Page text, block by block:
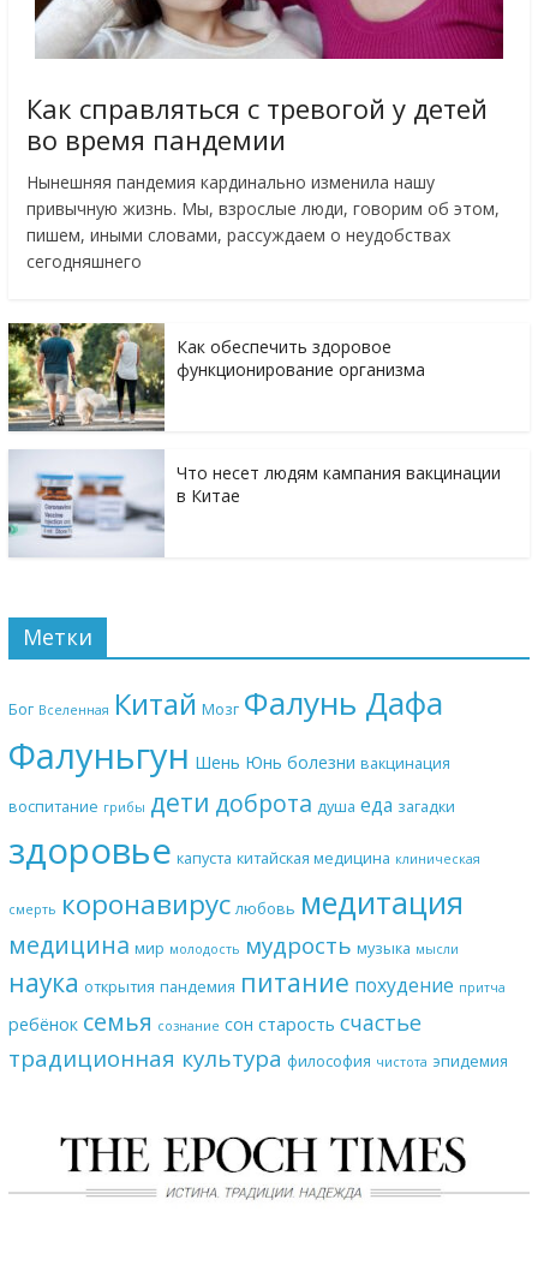
Как справляться с тревогой у детей
во время пандемии
Нынешняя пандемия кардинально изменила нашу
привычную жизнь. Мы, взрослые люди, говорим об этом,
пишем, иными словами, рассуждаем о неудобствах
сегодняшнего
Как обеспечить здоровое
функционирование организма
Что несет людям кампания вакцинации
в Китае
Метки
Бог Вселенная Китай Мозг Фалунь Дафа
Фалуньгун Шень Юнь болезни вакцинация
воспитание грибы дети доброта душа еда загадки
здоровье капуста китайская медицина клиническая
смерть коронавирус любовь медитация
медицина мир молодость мудрость музыка мысли
наука открытия пандемия питание похудение притча
ребёнок семья сознание сон старость счастье
традиционная культура философия чистота эпидемия